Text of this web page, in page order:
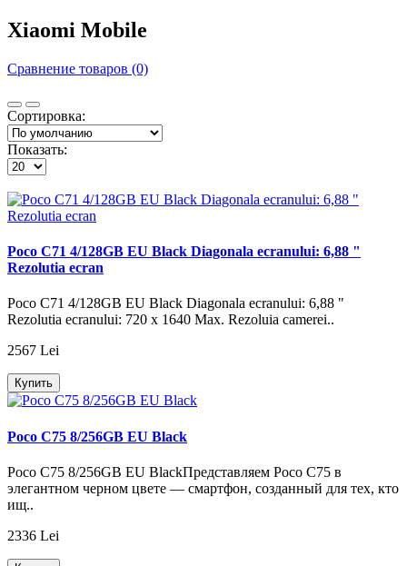
Xiaomi Mobile
Сравнение товаров (0)
Сортировка:
Показать:
Poco C71 4/128GB EU Black Diagonala ecranului: 6,88 "
Rezolutia ecran
Poco C71 4/128GB EU Black Diagonala ecranului: 6,88 "
Rezolutia ecranului: 720 x 1640 Max. Rezoluia camerei..
2567 Lei
Купить
Poco C75 8/256GB EU Black
Poco C75 8/256GB EU BlackПредставляем Poco C75 в
элегантном черном цвете — смартфон, созданный для тех, кто
ищ..
2336 Lei